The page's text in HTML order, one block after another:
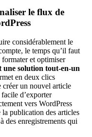
le flux de
considérablement le
le temps qu’il faut
et optimiser
une solution tout-en-un
en deux clics
créer un nouvel article
d’exporter
vers WordPress
publication des articles
des enregistrements qui